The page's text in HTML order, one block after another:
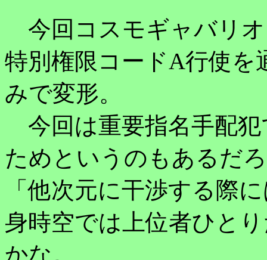
今回コスモギャバリ
特別権限コードA行使を
みで変形。
今回は重要指名手配
ためというのもあるだ
「他次元に干渉する際
身時空では上位者ひと
かな。